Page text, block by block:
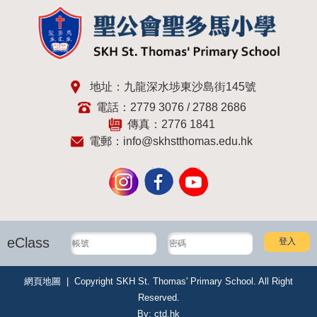
地址：九龍深水埗東沙島街145號
電話：2779 3076 / 2788 2686
傳真：2776 1841
電郵： info@skhstthomas.edu.hk
eClass
網頁地圖 | Copyright SKH St. Thomas' Primary School. All Right
Reserved.
By: ctd.hk